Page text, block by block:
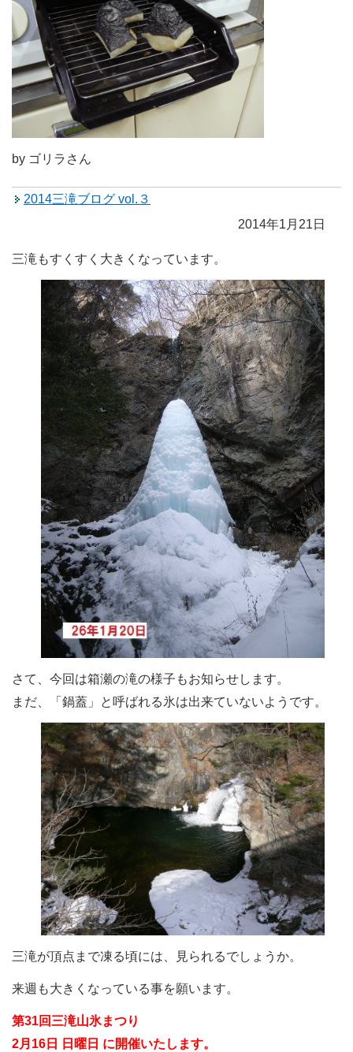
by ゴリラさん
2014三滝ブログ vol.３
2014年1月21日
三滝もすくすく大きくなっています。
さて、今回は箱瀬の滝の様子もお知らせします。
まだ、「鍋蓋」と呼ばれる氷は出来ていないようです。
三滝が頂点まで凍る頃には、見られるでしょうか。
来週も大きくなっている事を願います。
第31回三滝山氷まつり
2月16日 日曜日 に開催いたします。